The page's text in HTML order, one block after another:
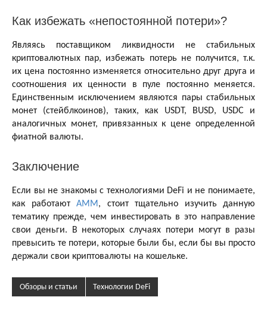
Как избежать «непостоянной потери»?
Являясь поставщиком ликвидности не стабильных
криптовалютных пар, избежать потерь не получится, т.к.
их цена постоянно изменяется относительно друг друга и
соотношения их ценности в пуле постоянно меняется.
Единственным исключением являются пары стабильных
монет (стейблкоинов), таких, как USDT, BUSD, USDC и
аналогичных монет, привязанных к цене определенной
фиатной валюты.
Заключение
Если вы не знакомы с технологиями DeFi и не понимаете,
как работают АММ, стоит тщательно изучить данную
тематику прежде, чем инвестировать в это направление
свои деньги. В некоторых случаях потери могут в разы
превысить те потери, которые были бы, если бы вы просто
держали свои криптовалюты на кошельке.
Обзоры и статьи Технологии DeFi